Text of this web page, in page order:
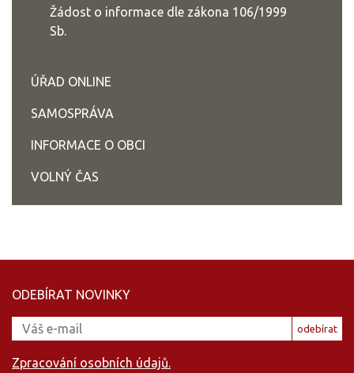
Žádost o informace dle zákona 106/1999
Sb.
ÚŘAD ONLINE
SAMOSPRÁVA
INFORMACE O OBCI
VOLNÝ ČAS
ODEBÍRAT NOVINKY
odebírat
Zpracování osobních údajů.